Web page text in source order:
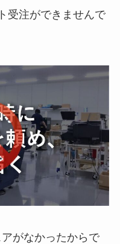
受注ができませんで
がなかったからで